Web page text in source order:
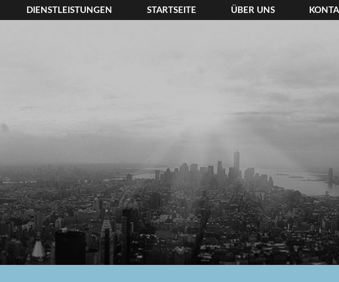
DIENSTLEISTUNGEN STARTSEITE ÜBER UNS